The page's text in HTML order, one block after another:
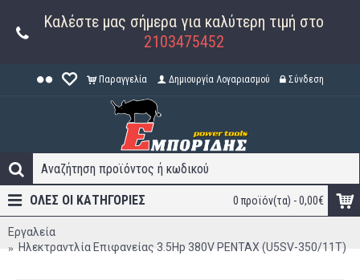
Καλέστε μας σήμερα για καλύτερη τιμή στο
2103475452
Παραγγελία Δημιουργία Λογαριασμού Σύνδεση
0 προϊόν(τα) - 0,00€
ΟΛΕΣ ΟΙ ΚΑΤΗΓΟΡΊΕΣ
Εργαλεία
Ηλεκτραντλία Επιφανείας 3.5Hp 380V PENTAX (U5SV-350/11T)